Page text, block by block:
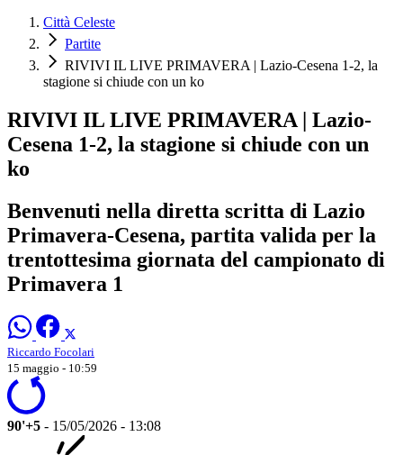
Città Celeste
Partite
RIVIVI IL LIVE PRIMAVERA | Lazio-Cesena 1-2, la
stagione si chiude con un ko
RIVIVI IL LIVE PRIMAVERA | Lazio-
Cesena 1-2, la stagione si chiude con un
ko
Benvenuti nella diretta scritta di Lazio
Primavera-Cesena, partita valida per la
trentottesima giornata del campionato di
Primavera 1
Riccardo Focolari
15 maggio - 10:59
90'+5 - 15/05/2026 - 13:08